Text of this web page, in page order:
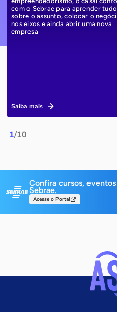
1/10
com o Sebrae para aprender tudo
sobre o assunto, colocar o
nos eixos e ainda abrir uma nova
empresa
Saiba mais
Confira cursos,
Sebrae.
Acesse o Portal